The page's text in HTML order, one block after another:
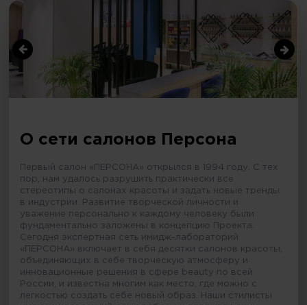
О сети салонов Персона
Первый салон «ПЕРСОНА» открылся в 1994 году. С тех
пор, нам удалось разрушить практически все
стереотипы о салонах красоты и задать новые тренды
в индустрии. Развитие творческой личности и
уважение персонально к каждому человеку были
фундаментально заложены в концепцию Проекта.
Сегодня экспертная сеть имидж-лабораторий
«ПЕРСОНА» включает в себя десятки салонов красоты,
объединяющих в себе творческую атмосферу и
инновационные решения в сфере beauty по всей
России, и известна многим как место, где можно с
легкостью создать себе новый образ. Наши стилисты